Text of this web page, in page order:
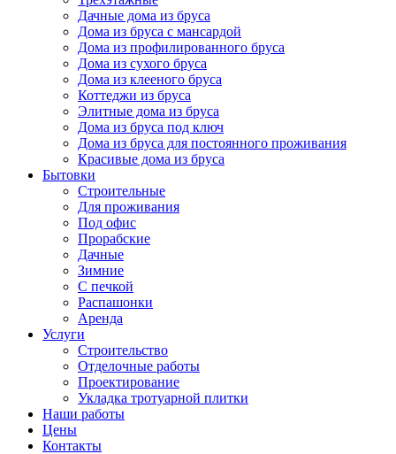
Дачные дома из бруса
Дома из бруса с мансардой
Дома из профилированного бруса
Дома из сухого бруса
Дома из клееного бруса
Коттеджи из бруса
Элитные дома из бруса
Дома из бруса под ключ
Дома из бруса для постоянного проживания
Красивые дома из бруса
Бытовки
Строительные
Для проживания
Под офис
Прорабские
Дачные
Зимние
С печкой
Распашонки
Аренда
Услуги
Строительство
Отделочные работы
Проектирование
Укладка тротуарной плитки
Наши работы
Цены
Контакты